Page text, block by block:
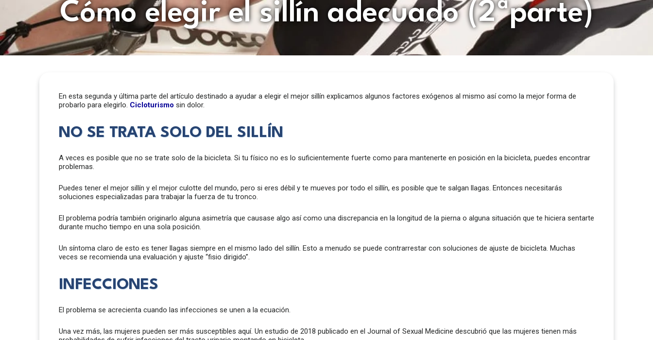
Cómo elegir el sillín adecuado (2ªparte)
En esta segunda y última parte del artículo destinado a ayudar a elegir el mejor sillín explicamos algunos factores exógenos al mismo así como la mejor forma de
probarlo para elegirlo. Cicloturismo sin dolor.
NO SE TRATA SOLO DEL SILLÍN
A veces es posible que no se trate solo de la bicicleta. Si tu físico no es lo suficientemente fuerte como para mantenerte en posición en la bicicleta, puedes encontrar
problemas.
Puedes tener el mejor sillín y el mejor culotte del mundo, pero si eres débil y te mueves por todo el sillín, es posible que te salgan llagas. Entonces necesitarás
soluciones especializadas para trabajar la fuerza de tu tronco.
El problema podría también originarlo alguna asimetría que causase algo así como una discrepancia en la longitud de la pierna o alguna situación que te hiciera sentarte
durante mucho tiempo en una sola posición.
Un síntoma claro de esto es tener llagas siempre en el mismo lado del sillín. Esto a menudo se puede contrarrestar con soluciones de ajuste de bicicleta. Muchas
veces se recomienda una evaluación y ajuste “fisio dirigido”.
INFECCIONES
El problema se acrecienta cuando las infecciones se unen a la ecuación.
Una vez más, las mujeres pueden ser más susceptibles aquí. Un estudio de 2018 publicado en el Journal of Sexual Medicine descubrió que las mujeres tienen más